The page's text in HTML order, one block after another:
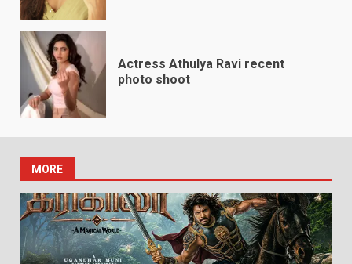
Actress Athulya Ravi recent
photo shoot
MORE